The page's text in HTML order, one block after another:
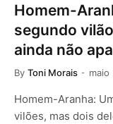
Homem-
segundo
ainda não
By Toni Morais
Homem-Aranha:
vilões, mas dois